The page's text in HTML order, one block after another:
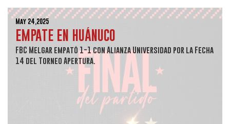
May 24,2025
EMPATE EN HUÁNUCO
FBC Melgar empató 1-1 con Alianza Universidad por la Fecha
14 del Torneo Apertura.